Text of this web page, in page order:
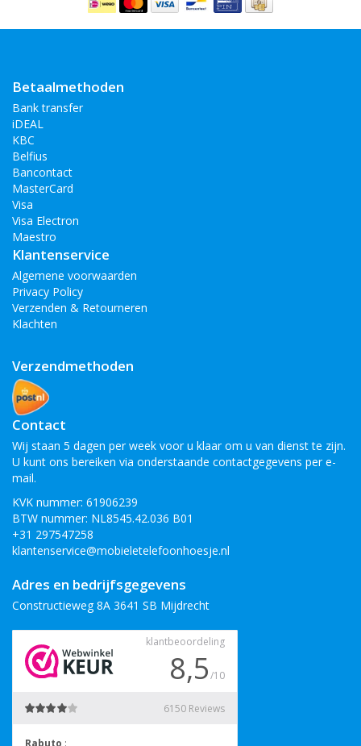
Betaalmethoden
Bank transfer
iDEAL
KBC
Belfius
Bancontact
MasterCard
Visa
Visa Electron
Maestro
Klantenservice
Algemene voorwaarden
Privacy Policy
Verzenden & Retourneren
Klachten
Verzendmethoden
Contact
Wij staan 5 dagen per week voor u klaar om u van dienst te zijn.
U kunt ons bereiken via onderstaande contactgegevens per e-
mail.
KVK nummer: 61906239
BTW nummer: NL8545.42.036 B01
+31 297547258
klantenservice@mobieletelefoonhoesje.nl
Adres en bedrijfsgegevens
Constructieweg 8A 3641 SB Mijdrecht